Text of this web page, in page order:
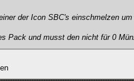
der Icon SBC's einschmelzen
Pack und musst den nicht für 0